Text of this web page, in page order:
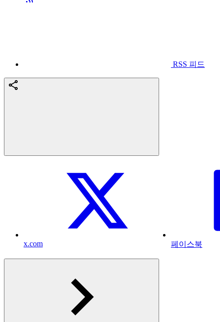
RSS 피드
x.com 페이스북